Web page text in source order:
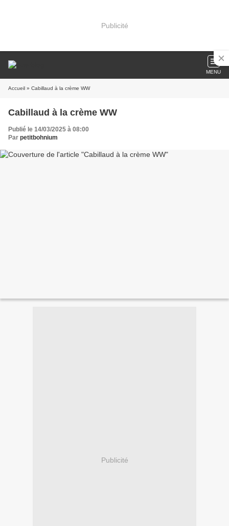
Publicité
MENU
Accueil » Cabillaud à la crème WW
Cabillaud à la crème WW
Publié le 14/03/2025 à 08:00
Par petitbohnium
Publicité